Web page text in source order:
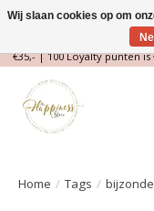
Magische Conceptstore,
€35,- | 100 Loyalty punten
Home / Tags /
Wij slaan cookies op om